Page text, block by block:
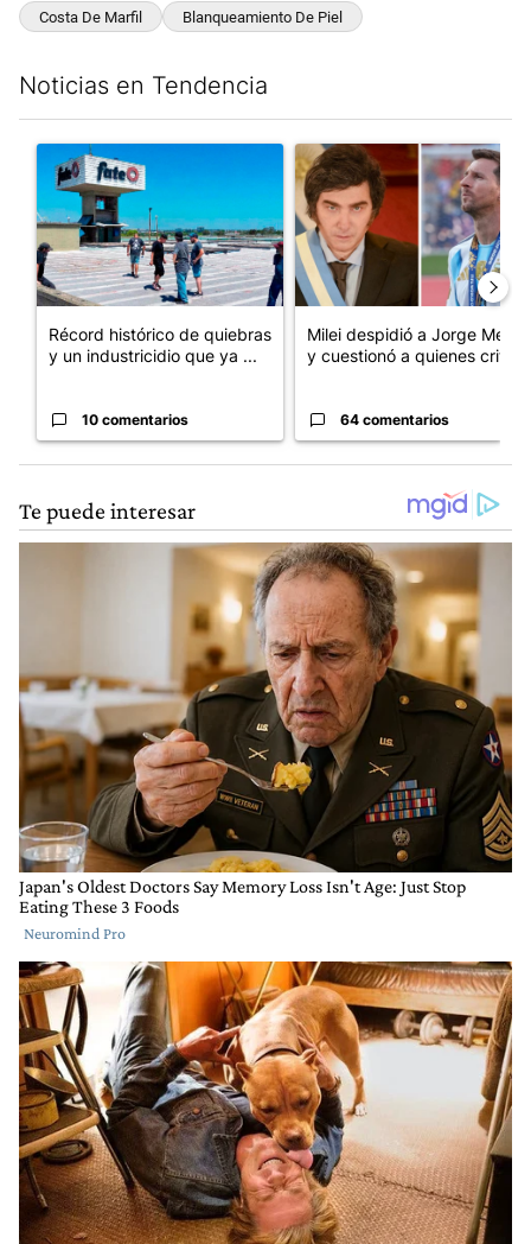
Costa De Marfil Blanqueamiento De Piel
Noticias en Tendencia
Un artículo de tendencia con el título "Récord histórico de
Récord histórico de quiebras
y un industricidio que ya ...
10 comentarios
Un artículo de tendencia con
Milei despidió a Jorge Messi
y cuestionó a quienes crit...
64 comentarios
Conversación
CREAR CUENTA
TODOS LOS COMENTARIOS LOS MÁS RECIENTES
Todos los comentarios
Comentario de Erich Priebke.
Erich Priebke 24 DE OCTUBRE DE 2022
Negros.
RESPONDER 0 COMPARTIR
MARCAR
INAPROPIADO